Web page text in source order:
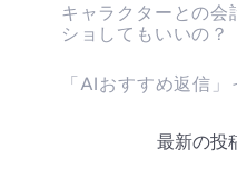
キャラクターとの会
ショしてもいいの？
「AIおすすめ返信」
最新の投